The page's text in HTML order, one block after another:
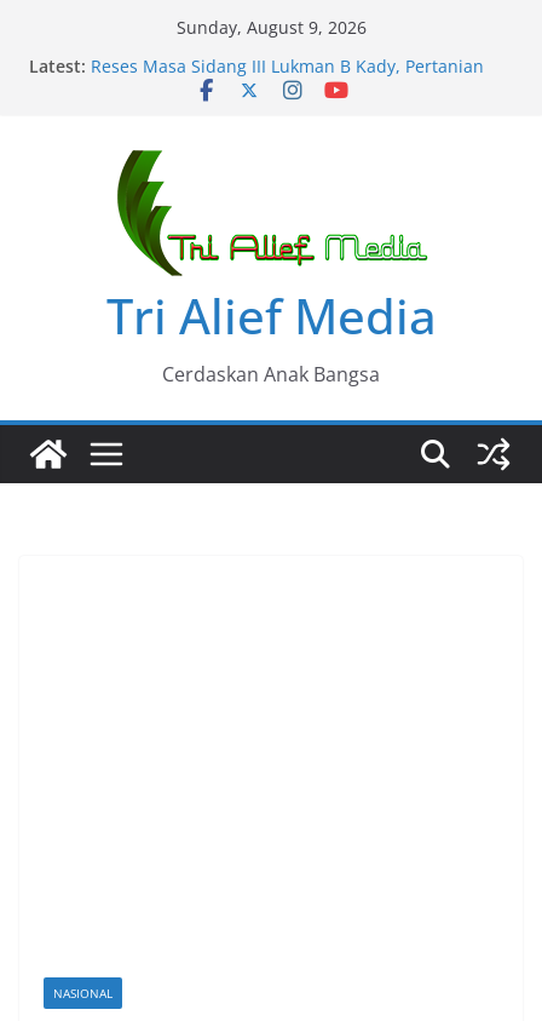
Sunday, August 9, 2026
Latest: Reses Masa Sidang III Lukman B Kady, Pertanian
dan BPJS Mengemuka
Aspirasi Hamka B. Kadi Ciptakan Lapangan Kerja
Kasus Perkelahian di Bontokadatto Bonsel Nunggu
Uang Damai….?
Hamka B. Kady Tinjau Pembangunan Tresier di
Cakura Polsel
Tri Alief Media
Cerdaskan Anak Bangsa
NASIONAL